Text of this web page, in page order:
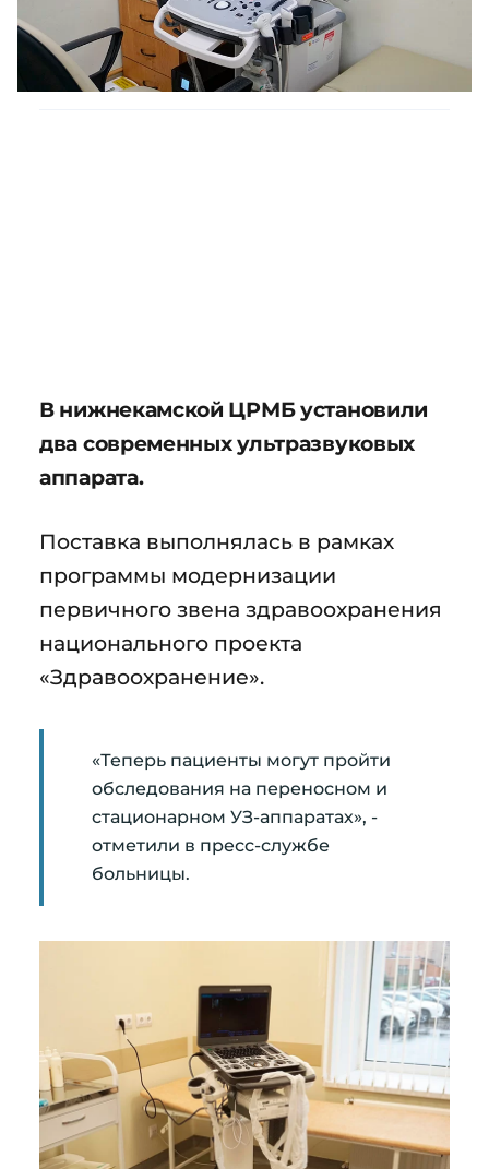
В нижнекамской ЦРМБ установили
два современных ультразвуковых
аппарата.
Поставка выполнялась в рамках
программы модернизации
первичного звена здравоохранения
национального проекта
«Здравоохранение».
«Теперь пациенты могут пройти
обследования на переносном и
стационарном УЗ-аппаратах», -
отметили в пресс-службе
больницы.